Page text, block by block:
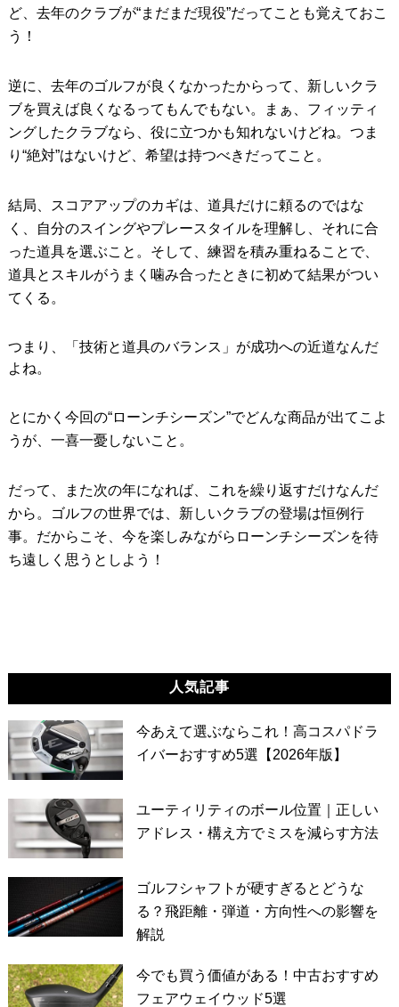
ど、去年のクラブが“まだまだ現役”だってことも覚えておこ
う！
逆に、去年のゴルフが良くなかったからって、新しいクラ
ブを買えば良くなるってもんでもない。まぁ、フィッティ
ングしたクラブなら、役に立つかも知れないけどね。つま
り“絶対”はないけど、希望は持つべきだってこと。
結局、スコアアップのカギは、道具だけに頼るのではな
く、自分のスイングやプレースタイルを理解し、それに合
った道具を選ぶこと。そして、練習を積み重ねることで、
道具とスキルがうまく噛み合ったときに初めて結果がつい
てくる。
つまり、「技術と道具のバランス」が成功への近道なんだ
よね。
とにかく今回の“ローンチシーズン”でどんな商品が出てこよ
うが、一喜一憂しないこと。
だって、また次の年になれば、これを繰り返すだけなんだ
から。ゴルフの世界では、新しいクラブの登場は恒例行
事。だからこそ、今を楽しみながらローンチシーズンを待
ち遠しく思うとしよう！
人気記事
今あえて選ぶならこれ！高コスパドラ
イバーおすすめ5選【2026年版】
ユーティリティのボール位置｜正しい
アドレス・構え方でミスを減らす方法
ゴルフシャフトが硬すぎるとどうな
る？飛距離・弾道・方向性への影響を
解説
今でも買う価値がある！中古おすすめ
フェアウェイウッド5選